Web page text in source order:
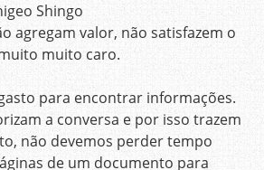
Shingo
agregam valor, não satisfazem o
muito caro.
para encontrar informações.
a conversa e por isso trazem
não devemos perder tempo
de um documento para